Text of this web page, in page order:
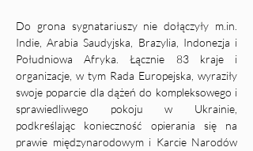
Do grona sygnatariuszy nie dołączyły m.in
Indie, Arabia Saudyjska, Brazylia, Indonezja i
Południowa Afryka. Łącznie 83 kraje i
organizacje, w tym Rada Europejska, wyraziły
swoje poparcie dla dążeń do kompleksowego i
sprawiedliwego pokoju w Ukrainie,
podkreślając konieczność opierania się na
prawie międzynarodowym i Karcie Narodów